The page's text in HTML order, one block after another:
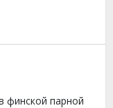
финской парной